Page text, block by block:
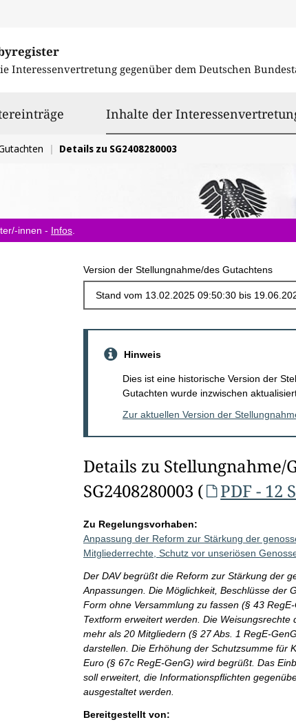
Interessenvertretung gegenüber dem Deutschen
Inhalte der
Details zu SG2408280003
innen - Infos
Version der Stellungnahme/des Gutachtens
Hinweis
Dies ist eine historische Version der
Gutachten wurde inzwischen
Zur aktuellen Version der
Details zu Stellungnahme/
SG2408280003 (
PDF - 12
Zu Regelungsvorhaben:
Anpassung der Reform zur Stärkung der
Mitgliederrechte, Schutz vor unseriösen
Der DAV begrüßt die Reform zur Stärkung der
Anpassungen. Die Möglichkeit, Beschlüsse der
Form ohne Versammlung zu fassen (§ 43
Textform erweitert werden. Die
mehr als 20 Mitgliedern (§ 27 Abs. 1 RegE-
darstellen. Die Erhöhung der Schutzsumme für
Euro (§ 67c RegE-GenG) wird begrüßt. Das
soll erweitert, die Informationspflichten
ausgestaltet werden.
Bereitgestellt von: